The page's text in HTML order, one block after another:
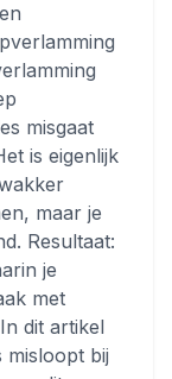
misgaat
is eigenlijk
maar je
Resultaat:
je
met
dit artikel
bij